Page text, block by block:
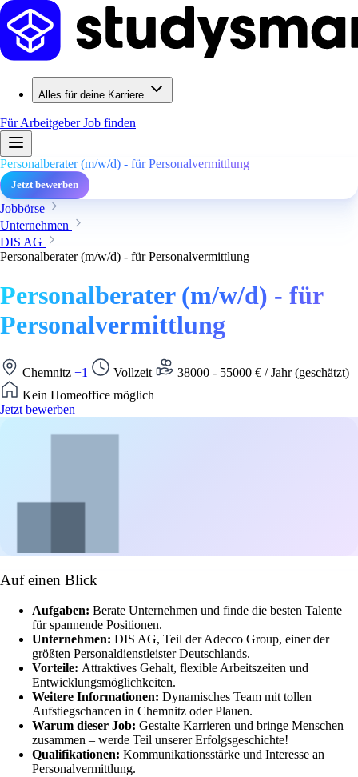
Alles für deine Karriere
Für ArbeitgeberJob finden
Personalberater (m/w/d) - für Personalvermittlung
Jetzt bewerben
Jobbörse
Unternehmen
DIS AG
Personalberater (m/w/d) - für Personalvermittlung
Personalberater (m/w/d) - für
Personalvermittlung
Chemnitz +1 Vollzeit
38000 - 55000 € / Jahr (geschätzt)
Kein Homeoffice möglich
Jetzt bewerben
Auf einen Blick
Aufgaben: Berate Unternehmen und finde die besten Talente
für spannende Positionen.
Unternehmen: DIS AG, Teil der Adecco Group, einer der
größten Personaldienstleister Deutschlands.
Vorteile: Attraktives Gehalt, flexible Arbeitszeiten und
Entwicklungsmöglichkeiten.
Weitere Informationen: Dynamisches Team mit tollen
Aufstiegschancen in Chemnitz oder Plauen.
Warum dieser Job: Gestalte Karrieren und bringe Menschen
zusammen – werde Teil unserer Erfolgsgeschichte!
Qualifikationen: Kommunikationsstärke und Interesse an
Personalvermittlung.